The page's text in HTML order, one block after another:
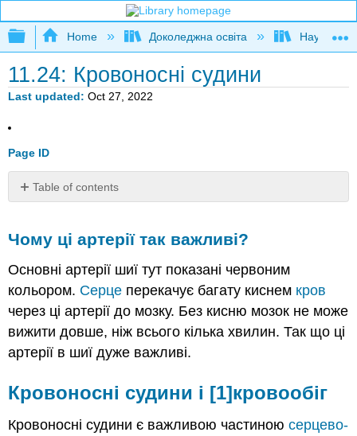
Expand/collapse global hierarchy
Home Доколеджна освіта Наука і
11.24: Кровоносні судини
Last updated Oct 27, 2022
Page ID
Table of contents
артерії
важливі?
Кровоносні
судини
[1]кровообіг
Важливі
та
Легенева
Чому ці артерії так важливі?
Основні артерії шиї тут показані червоним
кольором. Серце перекачує багату киснем кров
через ці артерії до мозку. Без кисню мозок не може
вижити довше, ніж всього кілька хвилин. Так що ці
артерії в шиї дуже важливі.
Кровоносні судини і [1]кровообіг
Кровоносні судини є важливою частиноюсерцево-